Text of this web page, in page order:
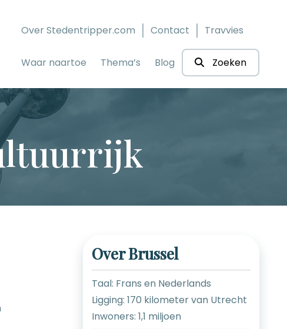
Over Stedentripper.com Contact Travvies
Waar naartoe Thema’s Blog Zoeken
Over Brussel
Taal: Frans en Nederlands
Ligging: 170 kilometer van Utrecht
Inwoners: 1,1 miljoen